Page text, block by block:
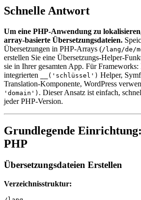
Schnelle Antwort
Um eine PHP-Anwendung zu
array-basierte Übersetzungsdateien.
Übersetzungen in PHP-Arrays (/lang/de/
erstellen Sie eine Übersetzungs-Helper-
sie in Ihrer gesamten App. Für Frameworks:
integrierten
__('schlüssel') Helper,
Translation-Komponente, WordPress
'domain') . Dieser Ansatz ist einfach,
jeder PHP-Version.
Grundlegende
PHP
Übersetzungsdateien Erstellen
Verzeichnisstruktur: